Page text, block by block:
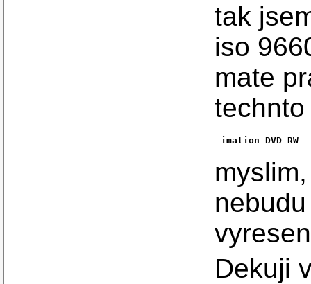
tak
iso
mate
imation DVD RW
Dekuji